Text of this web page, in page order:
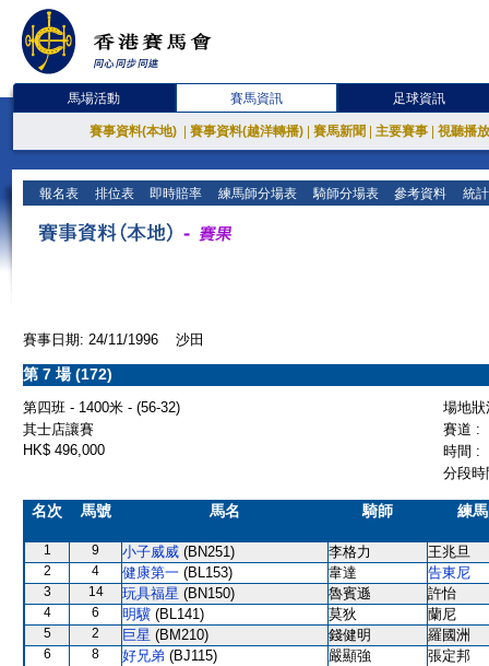
馬場活動 賽馬資訊 足球資訊
賽事資料(本地) 賽事資料(越洋轉播) 賽馬新聞 主要賽事 視聽播
報名表 排位表 即時賠率 練馬師分場表 騎師分場表 參考資料 統
賽事日期: 24/11/1996 沙田
第 7 場 (172)
第四班 - 1400米 - (56-32)
場地
其士店讓賽
賽道 :
HK$ 496,000
時間 :
分段
名次 馬號 馬名 騎師 練
1 9 小子威威 (BN251) 李格力 王兆旦
2 4 健康第一 (BL153) 韋達 告東尼
3 14 玩具福星 (BN150) 魯賓遜 許怡
4 6 明驥 (BL141) 莫狄 蘭尼
5 2 巨星 (BM210) 錢健明 羅國洲
6 8 好兄弟 (BJ115) 嚴顯強 張定邦